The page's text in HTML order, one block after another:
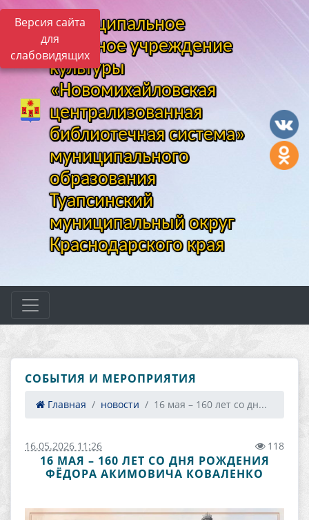
Версия сайта
для
слабовидящих
Муниципальное
казенное учреждение
культуры
«Новомихайловская
централизованная
библиотечная система»
муниципального
образования
Туапсинский
муниципальный округ
Краснодарского края
СОБЫТИЯ И МЕРОПРИЯТИЯ
Главная новости 16 мая – 160 лет со дн...
16.05.2026 11:26 118
16 МАЯ – 160 ЛЕТ СО ДНЯ РОЖДЕНИЯ
ФЁДОРА АКИМОВИЧА КОВАЛЕНКО